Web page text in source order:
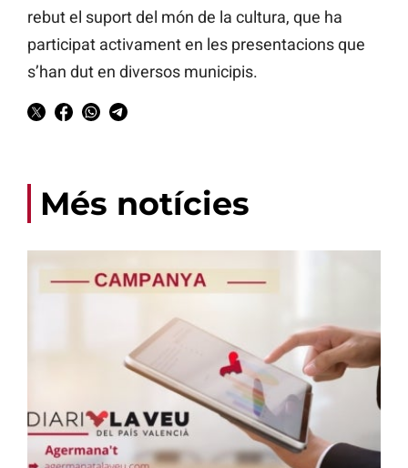
rebut el suport del món de la cultura, que ha
participat activament en les presentacions que
s’han dut en diversos municipis.
Més notícies